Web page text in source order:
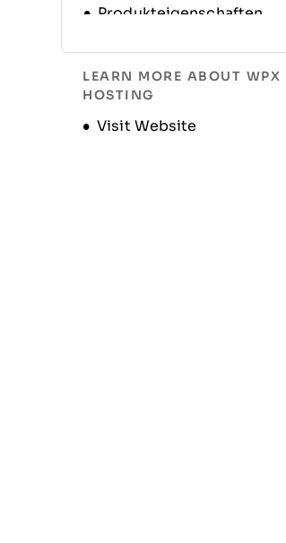
Produkteigenschaften
FAQs
Unternehmensgeschichte
LEARN MORE ABOUT WPX
HOSTING
Visit Website
Opens new window